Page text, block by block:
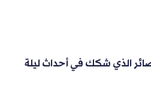
الذي شكك في أحداث ليلة